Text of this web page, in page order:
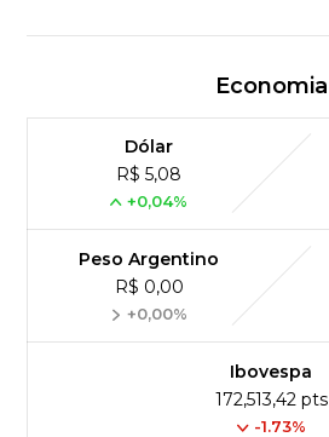
Economia
Dólar
R$ 5,08
+0,04%
Peso Argentino
R$ 0,00
+0,00%
Ibovespa
172,513,42 pts
-1.73%